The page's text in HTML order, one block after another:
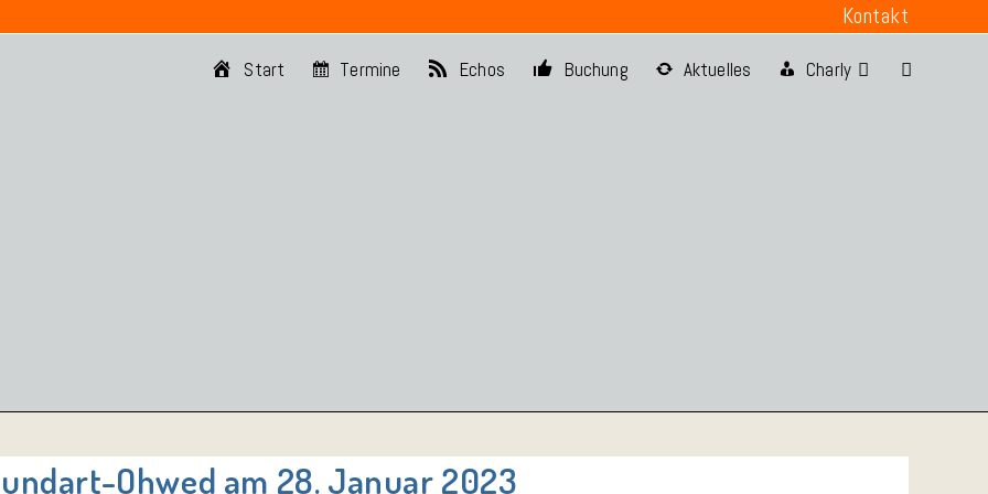
Kontakt
Start Termine Echos Buchung Aktuelles Charly Website-
Ohwed am 28. Januar 2023